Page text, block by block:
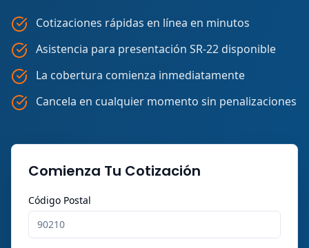
Cotizaciones rápidas en línea en minutos
Asistencia para presentación SR-22 disponible
La cobertura comienza inmediatamente
Cancela en cualquier momento sin penalizaciones
Comienza Tu Cotización
Código Postal